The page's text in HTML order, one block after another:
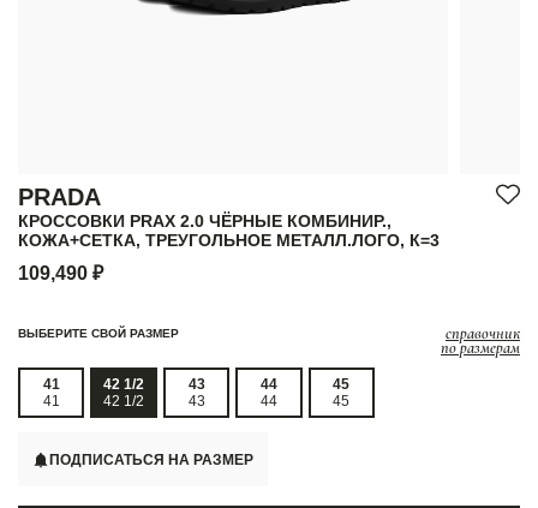
PRADA
КРОССОВКИ PRAX 2.0 ЧЁРНЫЕ КОМБИНИР.,
КОЖА+СЕТКА, ТРЕУГОЛЬНОЕ МЕТАЛЛ.ЛОГО, К=3
109,490 ₽
ВЫБЕРИТЕ СВОЙ РАЗМЕР справочник
по размерам
41
41
42 1/2
42 1/2
43
43
44
44
45
45
ПОДПИСАТЬСЯ НА РАЗМЕР